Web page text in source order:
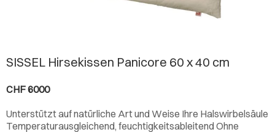
SISSEL Hirsekissen Panicore 60 x 40 cm
CHF 6000
Unterstützt auf natürliche Art und Weise Ihre Halswirbelsäule
Temperaturausgleichend, feuchtigkeitsableitend Ohne